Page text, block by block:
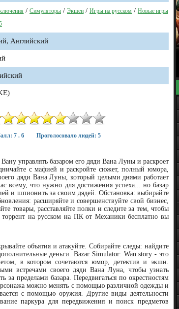
/ Симуляторы / Экшен / Игры на русском / Новые игры
Английский
7 . 6 Проголосовало людей: 5
управлять базаром его дяди Вана Луны и раскроет
с мафией и раскройте сюжет, полный юмора,
дяди Вана Луны, который целыми днями работает
всему, что нужно для достижения успеха... но базар
и шпионить за своим дядей. Обстановка: выбирайте
расширяйте и совершенствуйте свой бизнес,
товары, расставляйте полки и следите за тем, чтобы
на русском на ПК от Механики бесплатно вы
объятия и атакуйте. Собирайте следы: найдите
деньги. Bazar Simulator: Wan story - это
в котором сочетаются юмор, детектив и экшн.
встречами своего дяди Вана Луна, чтобы узнать
пределами базара. Передвигаться по окрестностям
можно менять с помощью различной одежды и
с помощью оружия. Другие виды деятельности
паркура для передвижения и поиск предметов